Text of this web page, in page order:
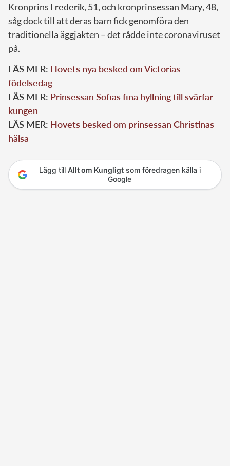
Kronprins Frederik, 51, och kronprinsessan Mary, 48,
såg dock till att deras barn fick genomföra den
traditionella äggjakten – det rådde inte coronaviruset
på.
LÄS MER: Hovets nya besked om Victorias
födelsedag
LÄS MER: Prinsessan Sofias fina hyllning till svärfar
kungen
LÄS MER: Hovets besked om prinsessan Christinas
hälsa
Lägg till Allt om Kungligtsom föredragen källa i
Google